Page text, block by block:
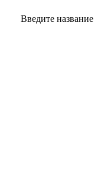
Введите название